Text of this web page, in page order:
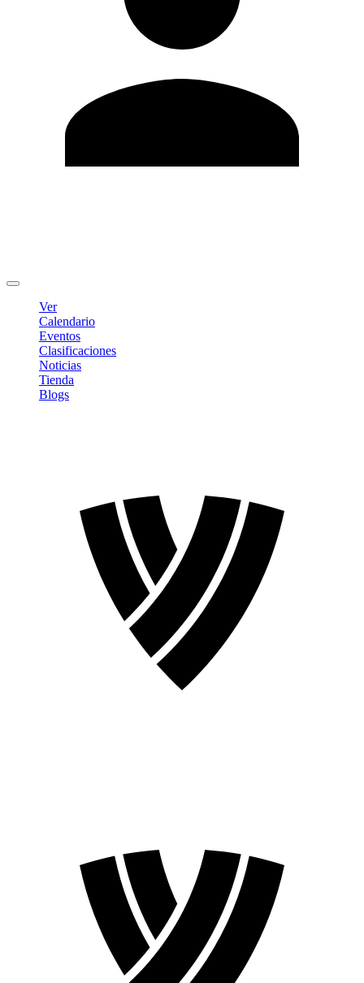
Ver
Calendario
Eventos
Clasificaciones
Noticias
Tienda
Blogs